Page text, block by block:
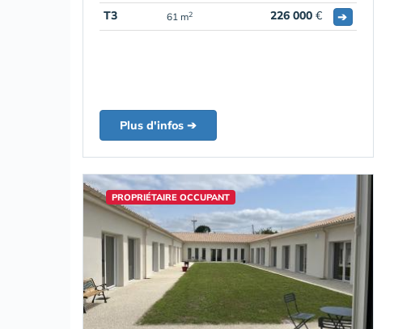
T3 61 m2 226 000 € ➔
Plus d'infos ➔
PROPRIÉTAIRE OCCUPANT